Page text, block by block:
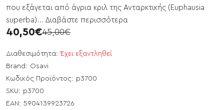
Διαθεσιμότητα: Έχει εξαντληθεί
Brand: Osavi
Κωδικός Προϊόντος: p3700
SKU: p3700
EAN: 5904139923726
40,50€45,00€
που εξάγεται από άγρια κριλ της Ανταρκτικής (Euphausia
superba)... Διαβάστε περισσότερα